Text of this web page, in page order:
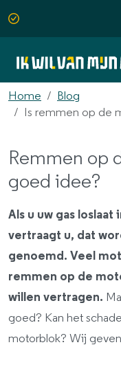
Home
Blog
Is remmen op de
Remmen op
goed idee?
Als u uw gas
vertraagt u, dat
genoemd. Veel
remmen op de
willen vertragen.
goed? Kan het
motorblok? Wij